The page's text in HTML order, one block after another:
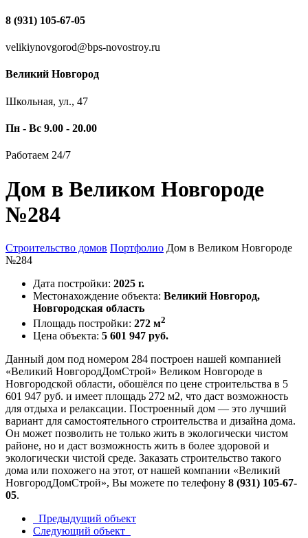
8 (931) 105-67-05
velikiynovgorod@bps-novostroy.ru
Великий Новгород
Школьная, ул., 47
Пн - Вс 9.00 - 20.00
Работаем 24/7
Дом в Великом Новгороде
№284
Строительство домов Портфолио Дом в Великом Новгороде
№284
Дата постройки: 2025 г.
Местонахождение объекта: Великий Новгород,
Новгородская область
Площадь постройки: 272 м2
Цена объекта: 5 601 947 руб.
Данный дом под номером 284 построен нашей компанией
«Великий НовгородДомСтрой» Великом Новгороде в
Новгородской области, обошёлся по цене строительства в 5
601 947 руб. и имеет площадь 272 м2, что даст возможность
для отдыха и релаксации. Построенный дом — это лучший
вариант для самостоятельного строительства и дизайна дома.
Он может позволить не только жить в экологически чистом
районе, но и даст возможность жить в более здоровой и
экологически чистой среде. Заказать строительство такого
дома или похожего на этот, от нашей компании «Великий
НовгородДомСтрой», Вы можете по телефону 8 (931) 105-67-
05.
Предыдущий объект
Следующий объект